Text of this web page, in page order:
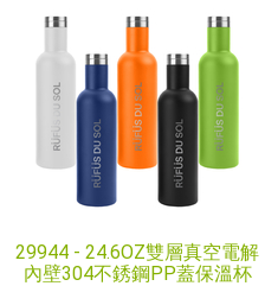
29944 - 24.6OZ雙層真空電解
內壁304不銹鋼PP蓋保溫杯